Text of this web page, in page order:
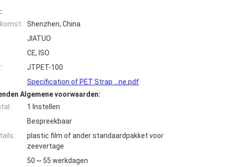
Shenzhen, China
JIATUO
CE, ISO
JTPET-100
Specification of PET Strap ...ne.pdf
Algemene voorwaarden:
1 Instellen
Bespreekbaar
plastic film of ander standaardpakket voor
zeevertage
50 ~ 55 werkdagen